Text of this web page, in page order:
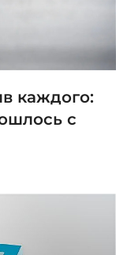
каждого:
с